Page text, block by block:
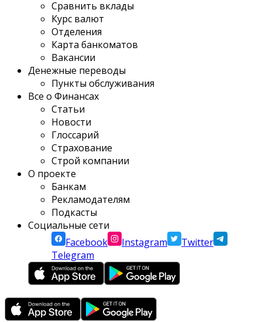
Сравнить вклады
Курс валют
Отделения
Карта банкоматов
Вакансии
Денежные переводы
Пункты обслуживания
Все о Финансах
Статьи
Новости
Глоссарий
Страхование
Строй компании
О проекте
Банкам
Рекламодателям
Подкасты
Социальные сети
Facebook
Instagram
Twitter
Telegram